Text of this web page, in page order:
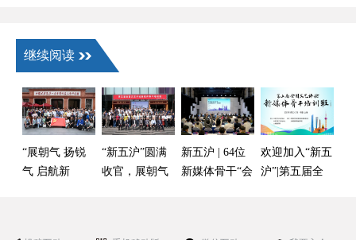
继续阅读
“展朝气 扬锐
气 启航新
“新五沪”圆满
收官，展朝气
新五沪 | 64位
新媒体骨干“会
欢迎加入“新五
沪”|第五届全